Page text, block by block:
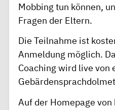
Mobbing tun können,
Fragen der Eltern.
Die Teilnahme ist
Anmeldung möglich.
Coaching wird live von
Auf der Homepage von